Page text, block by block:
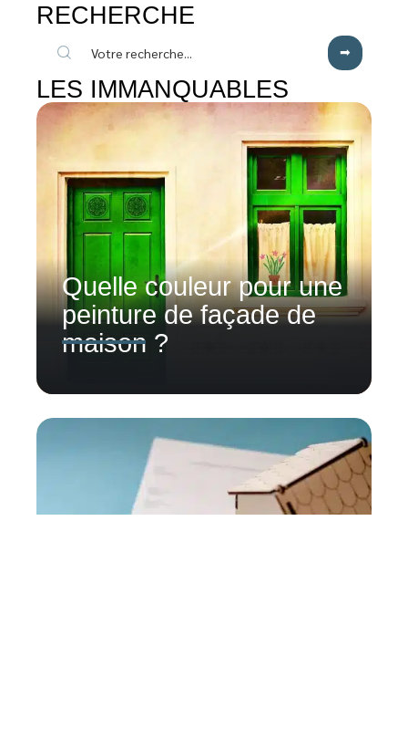
RECHERCHE
LES IMMANQUABLES
Quelle couleur pour une
peinture de façade de
maison ?